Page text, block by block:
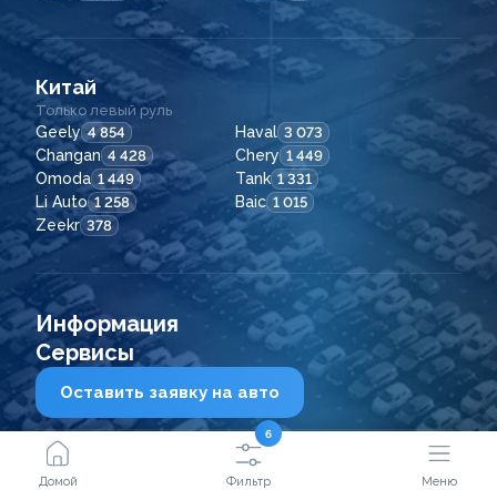
Китай
Только левый руль
Geely 4 854 Haval 3 073
Changan 4 428 Chery 1 449
Omoda 1 449 Tank 1 331
Li Auto 1 258 Baic 1 015
Zeekr 378
Информация
Сервисы
2021 - 2026 © ООО "Сейфкар ВЛ"
Домой Фильтр
6
Меню
Оставить заявку на авто